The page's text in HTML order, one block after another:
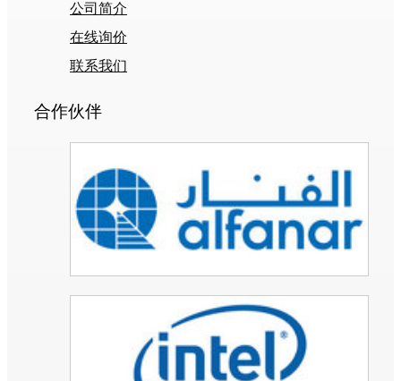
公司简介
在线询价
联系我们
合作伙伴